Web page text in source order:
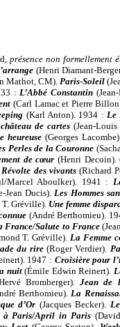
présence non formellement
(Henri Diamant-
Mathot, CM). Paris-Soleil
:L’Abbé Constantin
(Carl Lamac et Pierre
(Karl Anton). 1934 : Le
de cartes (Jean-
heureuse (Georges
Perles de la Couronne
de cœur (Henri Decoin).
des vivants (Richard
Marcel Aboulker). 1941 :
Jean Ducis).Les Hommes
Gréville). Une femme
(André Berthomieu).
France/Salute to France
T. Gréville).La Femme
du rire (Roger Verdier).
1947 : Croisière pour
nuit (Émile Edwin Reinert).
Bromberger).Jean de
Berthomieu).La
d’Or (Jacques Becker).
à Paris/April in Paris